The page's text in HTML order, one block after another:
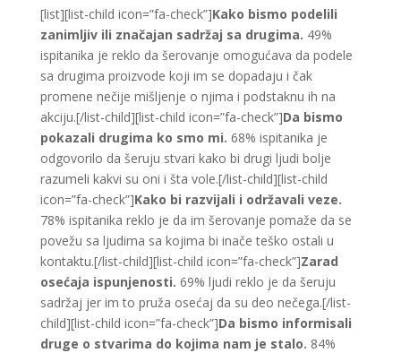
[list][list-child icon=”fa-check”]Kako bismo podelili
zanimljiv ili značajan sadržaj sa drugima. 49%
ispitanika je reklo da šerovanje omogućava da podele
sa drugima proizvode koji im se dopadaju i čak
promene nečije mišljenje o njima i podstaknu ih na
akciju.[/list-child][list-child icon=”fa-check”]Da bismo
pokazali drugima ko smo mi. 68% ispitanika je
odgovorilo da šeruju stvari kako bi drugi ljudi bolje
razumeli kakvi su oni i šta vole.[/list-child][list-child
icon=”fa-check”]Kako bi razvijali i održavali veze.
78% ispitanika reklo je da im šerovanje pomaže da se
povežu sa ljudima sa kojima bi inače teško ostali u
kontaktu.[/list-child][list-child icon=”fa-check”]Zarad
osećaja ispunjenosti. 69% ljudi reklo je da šeruju
sadržaj jer im to pruža osećaj da su deo nečega.[/list-
child][list-child icon=”fa-check”]Da bismo informisali
druge o stvarima do kojima nam je stalo. 84%